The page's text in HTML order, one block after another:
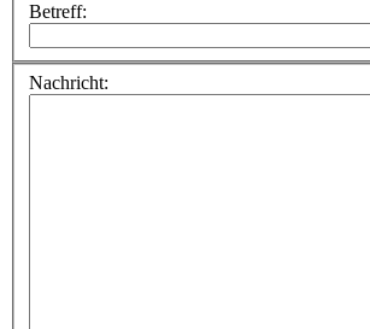
Betreff:
Nachricht: